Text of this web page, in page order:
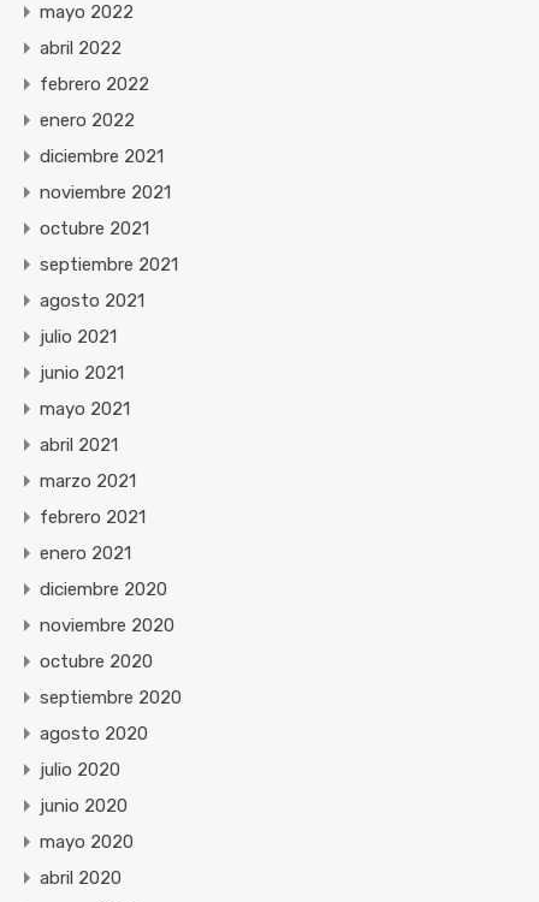
mayo 2022
abril 2022
febrero 2022
enero 2022
diciembre 2021
noviembre 2021
octubre 2021
septiembre 2021
agosto 2021
julio 2021
junio 2021
mayo 2021
abril 2021
marzo 2021
febrero 2021
enero 2021
diciembre 2020
noviembre 2020
octubre 2020
septiembre 2020
agosto 2020
julio 2020
junio 2020
mayo 2020
abril 2020